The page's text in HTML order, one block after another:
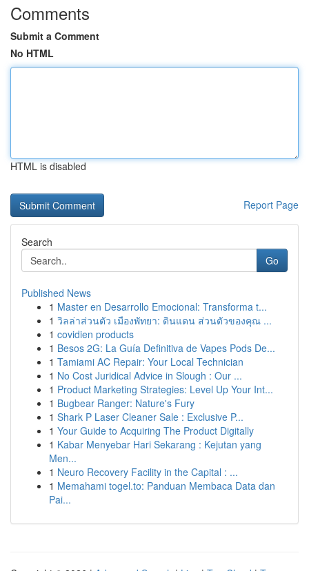
Comments
Submit a Comment
No HTML
HTML is disabled
Report Page
Search
Go
Published News
1 Master en Desarrollo Emocional: Transforma t...
1 วิลล่าส่วนตัว เมืองพัทยา: ดินแดน ส่วนตัวของคุณ ...
1 covidien products
1 Besos 2G: La Guía Definitiva de Vapes Pods De...
1 Tamiami AC Repair: Your Local Technician
1 No Cost Juridical Advice in Slough : Our ...
1 Product Marketing Strategies: Level Up Your Int...
1 Bugbear Ranger: Nature's Fury
1 Shark P Laser Cleaner Sale : Exclusive P...
1 Your Guide to Acquiring The Product Digitally
1 Kabar Menyebar Hari Sekarang : Kejutan yang
Men...
1 Neuro Recovery Facility in the Capital : ...
1 Memahami togel.to: Panduan Membaca Data dan
Pai...